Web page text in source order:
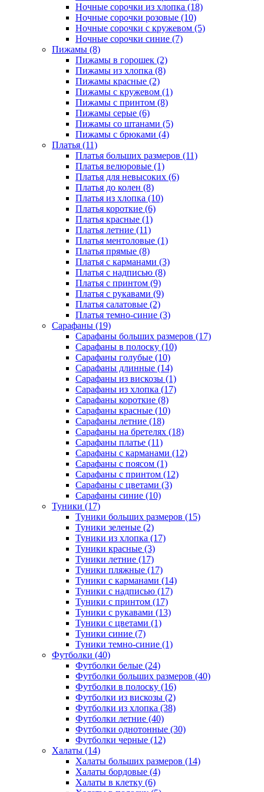
Ночные сорочки из хлопка (18)
Ночные сорочки розовые (10)
Ночные сорочки с кружевом (5)
Ночные сорочки синие (7)
Пижамы (8)
Пижамы в горошек (2)
Пижамы из хлопка (8)
Пижамы красные (2)
Пижамы с кружевом (1)
Пижамы с принтом (8)
Пижамы серые (6)
Пижамы со штанами (5)
Пижамы с брюками (4)
Платья (11)
Платья больших размеров (11)
Платья велюровые (1)
Платья для невысоких (6)
Платья до колен (8)
Платья из хлопка (10)
Платья короткие (6)
Платья красные (1)
Платья летние (11)
Платья ментоловые (1)
Платья прямые (8)
Платья с карманами (3)
Платья с надписью (8)
Платья с принтом (9)
Платья с рукавами (9)
Платья салатовые (2)
Платья темно-синие (3)
Сарафаны (19)
Сарафаны больших размеров (17)
Сарафаны в полоску (10)
Сарафаны голубые (10)
Сарафаны длинные (14)
Сарафаны из вискозы (1)
Сарафаны из хлопка (17)
Сарафаны короткие (8)
Сарафаны красные (10)
Сарафаны летние (18)
Сарафаны на бретелях (18)
Сарафаны платье (11)
Сарафаны с карманами (12)
Сарафаны с поясом (1)
Сарафаны с принтом (12)
Сарафаны с цветами (3)
Сарафаны синие (10)
Туники (17)
Туники больших размеров (15)
Туники зеленые (2)
Туники из хлопка (17)
Туники красные (3)
Туники летние (17)
Туники пляжные (17)
Туники с карманами (14)
Туники с надписью (17)
Туники с принтом (17)
Туники с рукавами (13)
Туники с цветами (1)
Туники синие (7)
Туники темно-синие (1)
Футболки (40)
Футболки белые (24)
Футболки больших размеров (40)
Футболки в полоску (16)
Футболки из вискозы (2)
Футболки из хлопка (38)
Футболки летние (40)
Футболки однотонные (30)
Футболки черные (12)
Халаты (14)
Халаты больших размеров (14)
Халаты бордовые (4)
Халаты в клетку (6)